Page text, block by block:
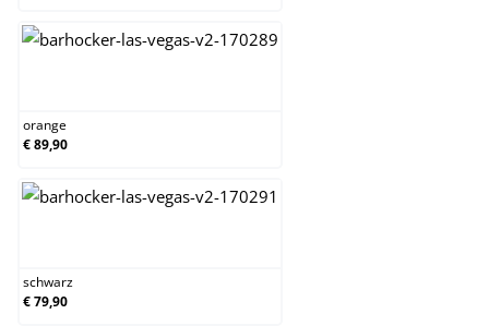
orange
€ 89,90
schwarz
€ 79,90